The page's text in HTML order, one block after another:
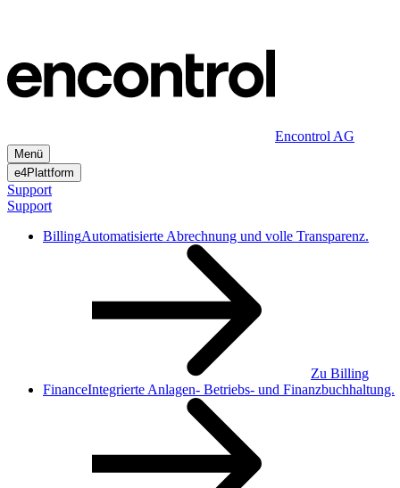
Encontrol AG
Menü
e4Plattform
Support
Support
BillingAutomatisierte Abrechnung und volle Transparenz.
Zu Billing
FinanceIntegrierte Anlagen- Betriebs- und Finanzbuchhaltung.